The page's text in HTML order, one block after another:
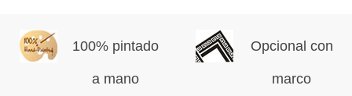
100% pintado
a mano
Opcional con
marco